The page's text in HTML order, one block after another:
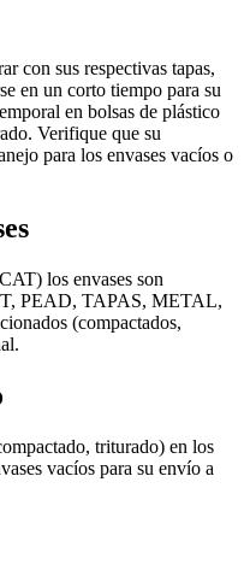
con sus respectivas tapas,
en un corto tiempo para su
en bolsas de plástico
Verifique que su
para los envases vacíos o
los envases son
PEAD, TAPAS, METAL,
(compactados,
triturado) en los
vacíos para su envío a